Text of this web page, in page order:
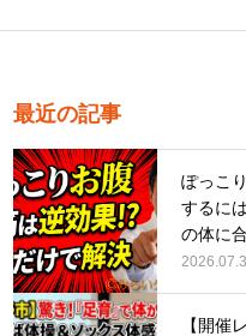
最近の記事
ぽっこ
するに
の体に
ーチ
【開催